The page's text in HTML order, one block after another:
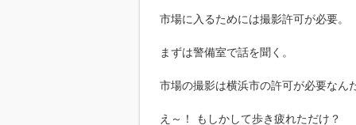
市場に入るためには撮影許可が必要。
まずは警備室で話を聞く。
市場の撮影は横浜市の許可が必要なん
え～！ もしかして歩き疲れただけ？